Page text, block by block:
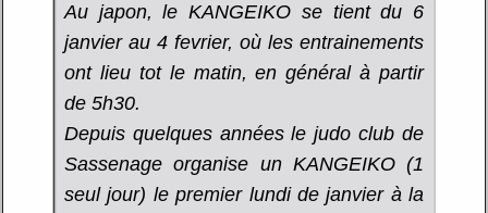
Au japon, le KANGEIKO se tient du 6
janvier au 4 fevrier, où les entrainements
ont lieu tot le matin, en général à partir
de 5h30.
Depuis quelques années le judo club de
Sassenage organise un KANGEIKO (1
seul jour) le premier lundi de janvier à la